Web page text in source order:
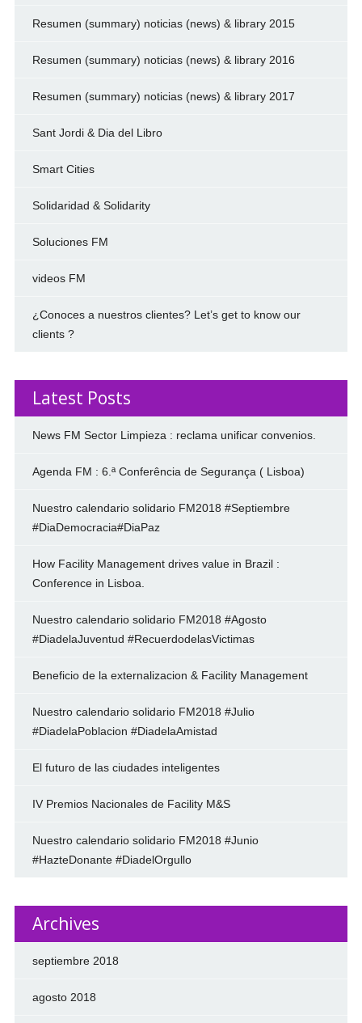
Resumen (summary) noticias (news) & library 2015
Resumen (summary) noticias (news) & library 2016
Resumen (summary) noticias (news) & library 2017
Sant Jordi & Dia del Libro
Smart Cities
Solidaridad & Solidarity
Soluciones FM
videos FM
¿Conoces a nuestros clientes? Let’s get to know our
clients ?
Latest Posts
News FM Sector Limpieza : reclama unificar convenios.
Agenda FM : 6.ª Conferência de Segurança ( Lisboa)
Nuestro calendario solidario FM2018 #Septiembre
#DiaDemocracia#DiaPaz
How Facility Management drives value in Brazil :
Conference in Lisboa.
Nuestro calendario solidario FM2018 #Agosto
#DiadelaJuventud #RecuerdodelasVictimas
Beneficio de la externalizacion & Facility Management
Nuestro calendario solidario FM2018 #Julio
#DiadelaPoblacion #DiadelaAmistad
El futuro de las ciudades inteligentes
IV Premios Nacionales de Facility M&S
Nuestro calendario solidario FM2018 #Junio
#HazteDonante #DiadelOrgullo
Archives
septiembre 2018
agosto 2018